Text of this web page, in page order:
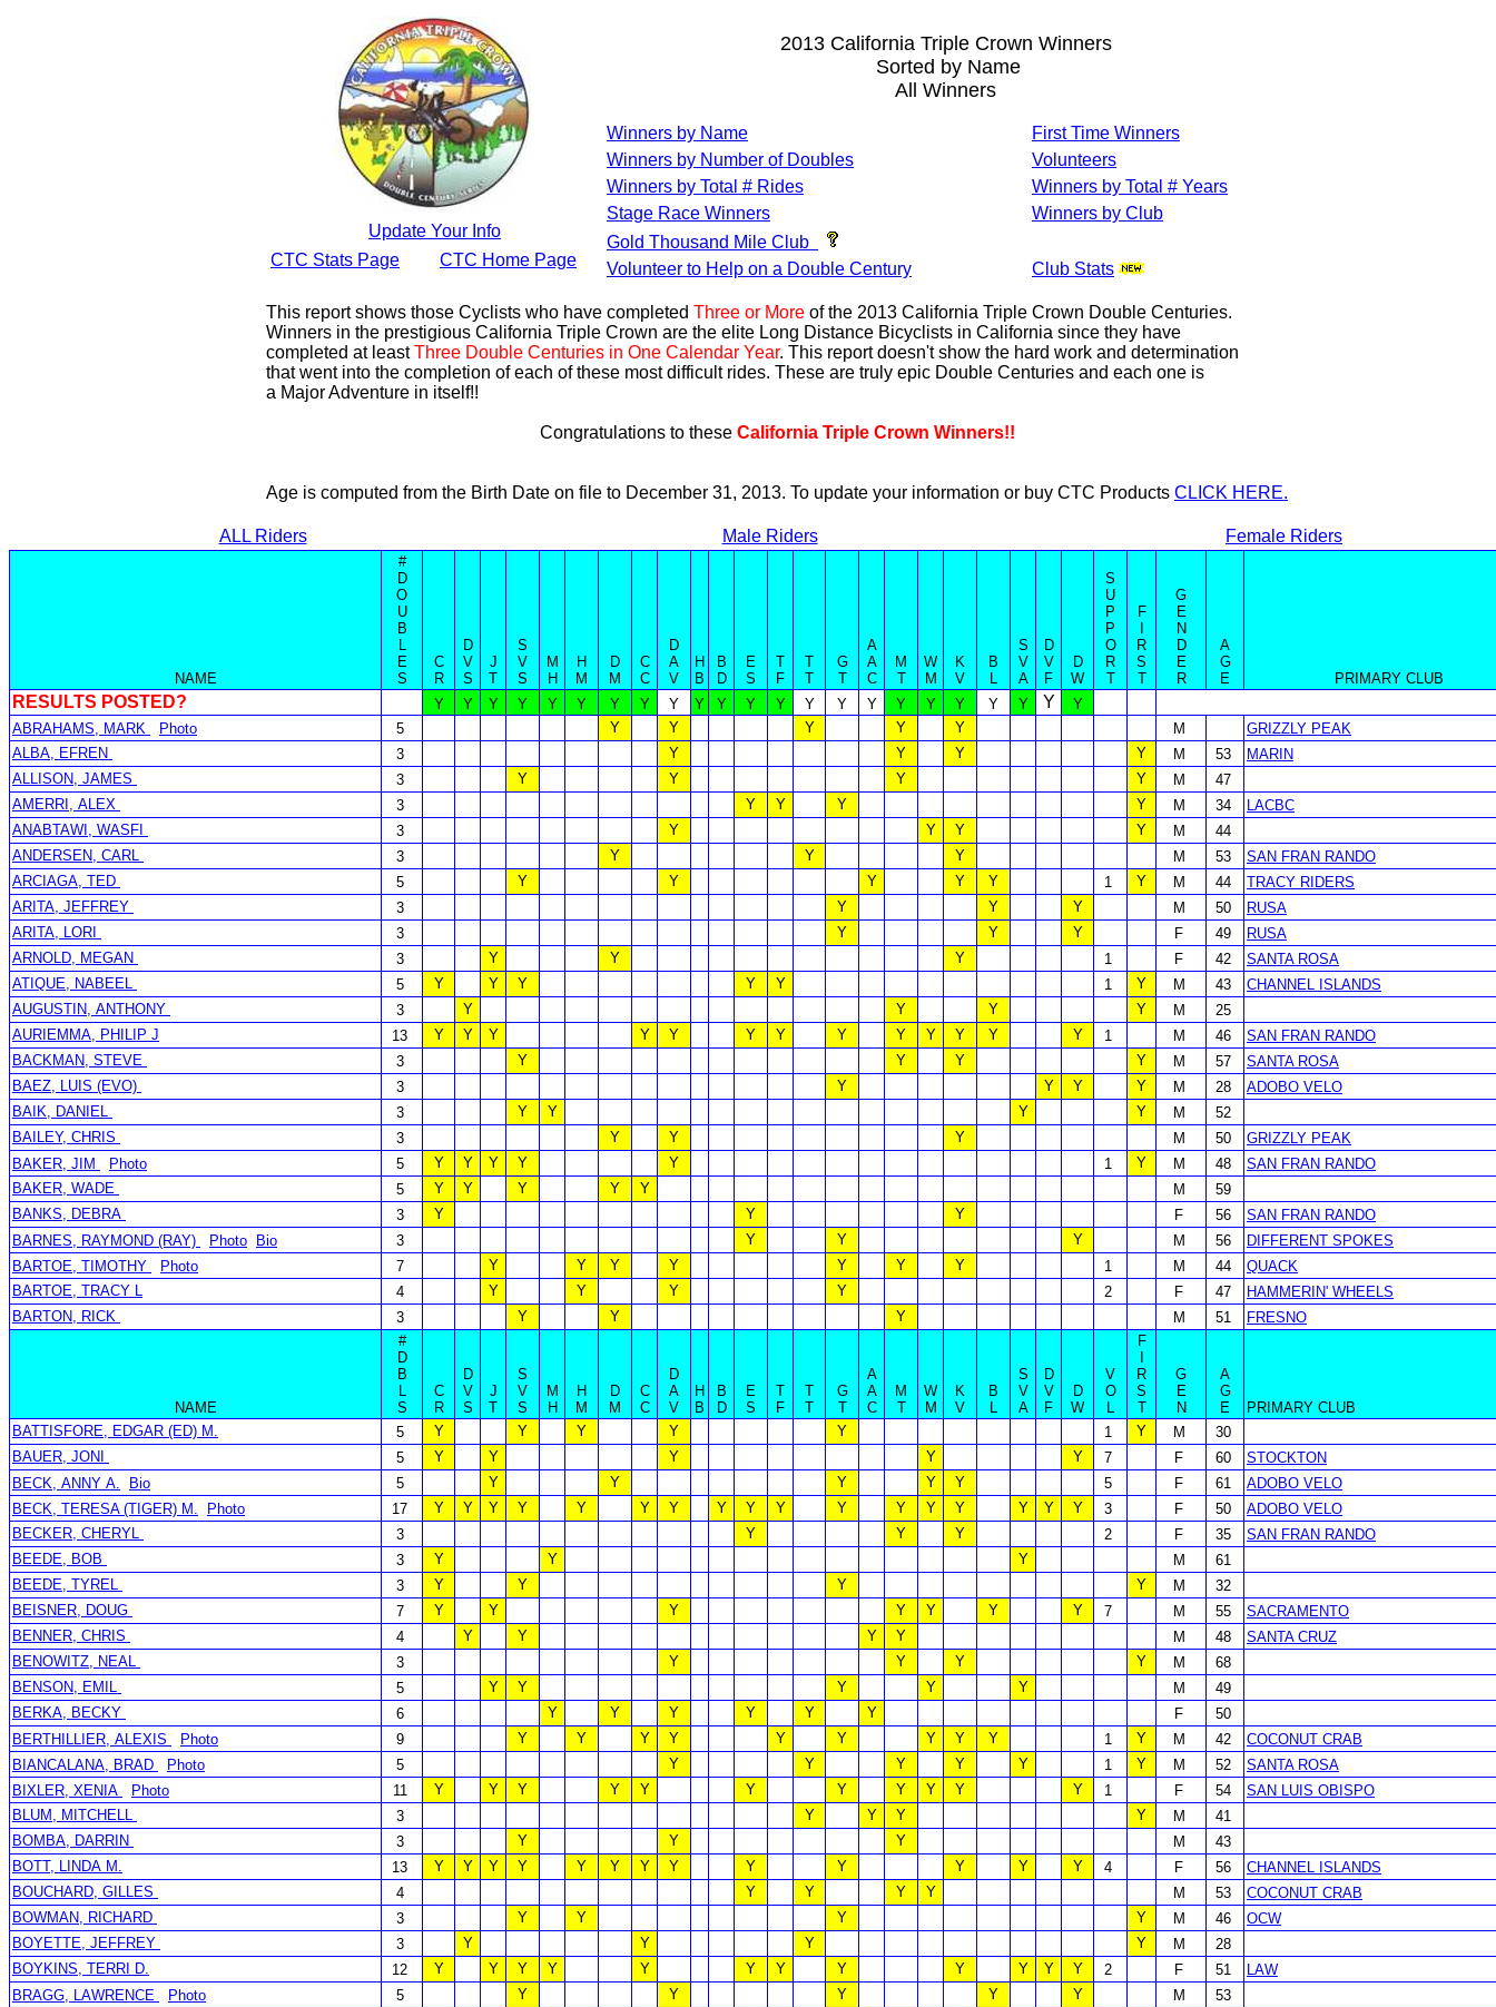
Update Your Info
CTC Stats Page
CTC Home Page
2013 California Triple Crown Winners
Sorted by Name
All Winners
Winners by Name
First Time Winners
Winners by Number of Doubles
Volunteers
Winners by Total # Rides
Winners by Total # Years
Stage Race Winners
Winners by Club
Gold Thousand Mile Club
Volunteer to Help on a Double Century
Club Stats
This report shows those Cyclists who have completed Three or More of the 2013 California Triple Crown Double Centuries.
Winners in the prestigious California Triple Crown are the elite Long Distance Bicyclists in California since they have
completed at leastThree Double Centuries in One Calendar Year. This report doesn't show the hard work and determination
that went into the completion of each of these most difficult rides. These are truly epic Double Centuries and each one is
a Major Adventure in itself!!
Congratulations to these California Triple Crown Winners!!
Age is computed from the Birth Date on file to December 31, 2013. To update your information or buy CTC Products CLICK HERE.
ALL Riders Male Riders Female Riders
NAME
#
D
O
U
B
L
E
S
C
R
D
V
S
J
T
S
V
S
M
H
H
M
D
M
C
C
D
A
V
H
B
B
D
E
S
T
F
T
T
G
T
A
A
C
M
T
W
M
K
V
B
L
S
V
A
D
V
F
D
W
S
U
P
P
O
R
T
F
R
S
T
G
E
N
D
E
R
A
G
E
PRIMARY CLUB
RESULTS POSTED? Y Y Y Y Y Y Y Y Y Y Y Y Y Y Y Y Y Y Y Y Y Y
Y
ABRAHAMS, MARK
Photo 5 Y Y Y Y Y M
GRIZZLY PEAK
ALBA, EFREN
3 Y Y Y Y M 53
MARIN
ALLISON, JAMES
3 Y Y Y Y M
47
AMERRI, ALEX
3 Y Y Y Y M 34
LACBC
ANABTAWI, WASFI
3 Y Y Y Y M
44
ANDERSEN, CARL
3 Y Y Y M 53
SAN FRAN RANDO
ARCIAGA, TED
5 Y Y Y Y Y 1 Y M 44
TRACY RIDERS
ARITA, JEFFREY
3 Y Y Y M 50
RUSA
ARITA, LORI
3 Y Y Y F 49
RUSA
ARNOLD, MEGAN
3 Y Y Y 1 F 42
SANTA ROSA
ATIQUE, NABEEL
5 Y Y Y Y Y 1 Y M 43
CHANNEL ISLANDS
AUGUSTIN, ANTHONY
3 Y Y Y Y M
25
AURIEMMA, PHILIP J
13 Y Y Y Y Y Y Y Y Y Y Y Y Y 1 M 46
SAN FRAN RANDO
BACKMAN, STEVE
3 Y Y Y Y M 57
SANTA ROSA
BAEZ, LUIS (EVO)
3 Y Y Y Y M 28
ADOBO VELO
BAIK, DANIEL
3 Y Y Y Y M
52
BAILEY, CHRIS
3 Y Y Y M 50
GRIZZLY PEAK
BAKER, JIM
Photo 5 Y Y Y Y Y 1 Y M 48
SAN FRAN RANDO
BAKER, WADE
5 Y Y Y Y Y M
59
BANKS, DEBRA
3 Y Y Y F 56
SAN FRAN RANDO
BARNES, RAYMOND (RAY)
Photo Bio 3 Y Y Y M 56
DIFFERENT SPOKES
BARTOE, TIMOTHY
Photo 7 Y Y Y Y Y Y Y 1 M 44
QUACK
BARTOE, TRACY L
4 Y Y Y Y 2 F 47
HAMMERIN' WHEELS
BARTON, RICK
3 Y Y Y M 51 FRESNO
NAME
#
D
B
L
S
C
R
D
V
S
J
T
S
V
S
M
H
H
M
D
M
C
C
D
A
V
H
B
B
D
E
S
T
F
T
T
G
T
A
A
C
M
T
W
M
K
V
B
L
S
V
A
D
V
F
D
W
V
O
L
F
R
S
T
G
E
N
A
G
E
PRIMARY CLUB
BATTISFORE, EDGAR (ED) M.
5 Y Y Y Y Y 1 Y M
30
BAUER, JONI
5 Y Y Y Y Y 7 F 60
STOCKTON
BECK, ANNY A.
Bio 5 Y Y Y Y Y 5 F 61
ADOBO VELO
BECK, TERESA (TIGER) M.
Photo 17 Y Y Y Y Y Y Y Y Y Y Y Y Y Y Y Y Y 3 F 50
ADOBO VELO
BECKER, CHERYL
3 Y Y Y 2 F 35
SAN FRAN RANDO
BEEDE, BOB
3 Y Y Y M
61
BEEDE, TYREL
3 Y Y Y Y M
32
BEISNER, DOUG
7 Y Y Y Y Y Y Y 7 M 55
SACRAMENTO
BENNER, CHRIS
4 Y Y Y Y M 48
SANTA CRUZ
BENOWITZ, NEAL
3 Y Y Y Y M
68
BENSON, EMIL
5 Y Y Y Y Y M
49
BERKA, BECKY
6 Y Y Y Y Y Y F
50
BERTHILLIER, ALEXIS
Photo 9 Y Y Y Y Y Y Y Y Y 1 Y M 42
COCONUT CRAB
BIANCALANA, BRAD
Photo 5 Y Y Y Y Y 1 Y M 52
SANTA ROSA
BIXLER, XENIA
Photo 11 Y Y Y Y Y Y Y Y Y Y Y 1 F 54
SAN LUIS OBISPO
BLUM, MITCHELL
3 Y Y Y Y M
41
BOMBA, DARRIN
3 Y Y Y M
43
BOTT, LINDA M.
13 Y Y Y Y Y Y Y Y Y Y Y Y Y 4 F 56
CHANNEL ISLANDS
BOUCHARD, GILLES
4 Y Y Y Y M 53
COCONUT CRAB
BOWMAN, RICHARD
3 Y Y Y Y M 46
OCW
BOYETTE, JEFFREY
3 Y Y Y Y M
28
BOYKINS, TERRI D.
12 Y Y Y Y Y Y Y Y Y Y Y Y 2 F 51
LAW
BRAGG, LAWRENCE
Photo 5 Y Y Y Y Y M
53